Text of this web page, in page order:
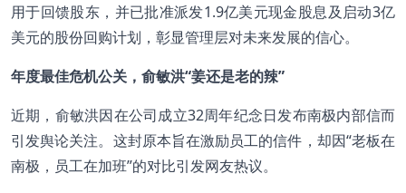
用于回馈股东，并已批准派发1.9亿美元现金股息及启动3亿
美元的股份回购计划，彰显管理层对未来发展的信心。
年度最佳危机公关，俞敏洪“姜还是老的辣”
近期，俞敏洪因在公司成立32周年纪念日发布南极内部信而
引发舆论关注。这封原本旨在激励员工的信件，却因“老板在
南极，员工在加班”的对比引发网友热议。